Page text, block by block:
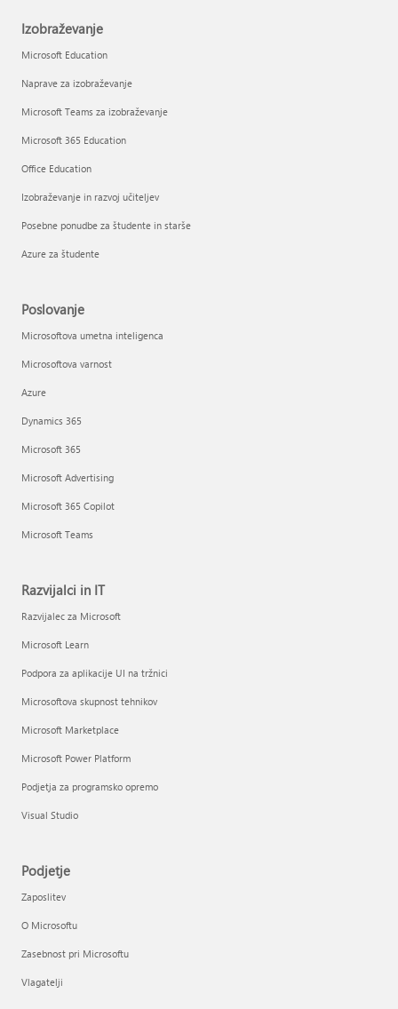
Izobraževanje
Microsoft Education
Naprave za izobraževanje
Microsoft Teams za izobraževanje
Microsoft 365 Education
Office Education
Izobraževanje in razvoj učiteljev
Posebne ponudbe za študente in starše
Azure za študente
Poslovanje
Microsoftova umetna inteligenca
Microsoftova varnost
Azure
Dynamics 365
Microsoft 365
Microsoft Advertising
Microsoft 365 Copilot
Microsoft Teams
Razvijalci in IT
Razvijalec za Microsoft
Microsoft Learn
Podpora za aplikacije UI na tržnici
Microsoftova skupnost tehnikov
Microsoft Marketplace
Microsoft Power Platform
Podjetja za programsko opremo
Visual Studio
Podjetje
Zaposlitev
O Microsoftu
Zasebnost pri Microsoftu
Vlagatelji